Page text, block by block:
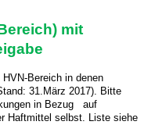
mit
Bereich in denen
31.März 2017). Bitte
in Bezug auf
Haftmittel selbst. Liste siehe